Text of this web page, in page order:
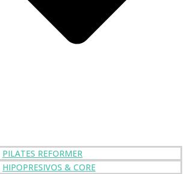
PILATES REFORMER
HIPOPRESIVOS & CORE